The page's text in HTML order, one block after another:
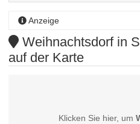
Anzeige
Weihnachtsdorf in
auf der Karte
Klicken Sie hier, um